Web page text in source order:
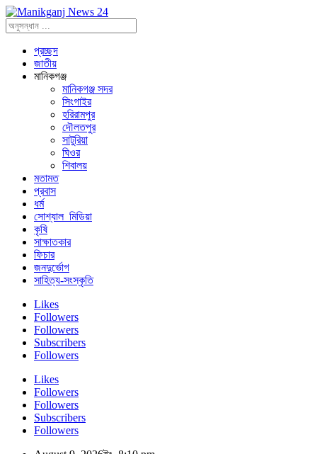
প্রচ্ছদ
জাতীয়
মানিকগঞ্জ
মানিকগঞ্জ সদর
সিংগাইর
হরিরামপুর
দৌলতপুর
সাটুরিয়া
ঘিওর
শিবালয়
মতামত
প্রবাস
ধর্ম
সোশ্যাল_মিডিয়া
কৃষি
সাক্ষাতকার
ফিচার
জনদুর্ভোগ
সাহিত্য-সংস্কৃতি
Likes
Followers
Followers
Subscribers
Followers
Likes
Followers
Followers
Subscribers
Followers